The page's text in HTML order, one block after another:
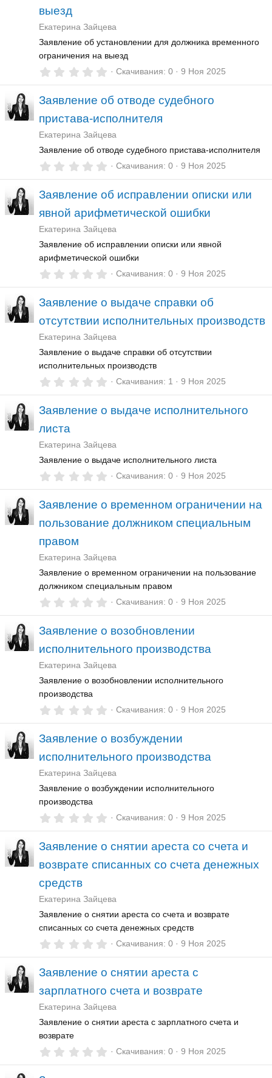
выезд
Екатерина Зайцева
Заявление об установлении для должника временного
ограничения на выезд
0
0
в
з
д
Скачивания 0 9 Ноя 2025
Заявление об отводе судебного
пристава-исполнителя
Екатерина Зайцева
Заявление об отводе судебного пристава-исполнителя
0
0
в
з
д
Скачивания 0 9 Ноя 2025
Заявление об исправлении описки или
явной арифметической ошибки
Екатерина Зайцева
Заявление об исправлении описки или явной
арифметической ошибки
0
0
в
з
д
Скачивания 0 9 Ноя 2025
Заявление о выдаче справки об
отсутствии исполнительных производств
Екатерина Зайцева
Заявление о выдаче справки об отсутствии
исполнительных производств
0
0
з
д
Скачивания 1 9 Ноя 2025
Заявление о выдаче исполнительного
листа
Екатерина Зайцева
Заявление о выдаче исполнительного листа
0
0
в
Скачивания 0 9 Ноя 2025
Заявление о временном ограничении на
пользование должником специальным
правом
Екатерина Зайцева
Заявление о временном ограничении на пользование
должником специальным правом
0
0
в
з
д
Скачивания 0 9 Ноя 2025
Заявление о возобновлении
исполнительного производства
Екатерина Зайцева
Заявление о возобновлении исполнительного
производства
0
0
в
з
д
Скачивания 0 9 Ноя 2025
Заявление о возбуждении
исполнительного производства
Екатерина Зайцева
Заявление о возбуждении исполнительного
производства
0
0
в
Скачивания 0 9 Ноя 2025
Заявление о снятии ареста со счета и
возврате списанных со счета денежных
средств
Екатерина Зайцева
Заявление о снятии ареста со счета и возврате
списанных со счета денежных средств
0
0
в
з
д
Скачивания 0 9 Ноя 2025
Заявление о снятии ареста с
зарплатного счета и возврате
Екатерина Зайцева
Заявление о снятии ареста с зарплатного счета и
возврате
0 Скачивания 0 9 Ноя 2025